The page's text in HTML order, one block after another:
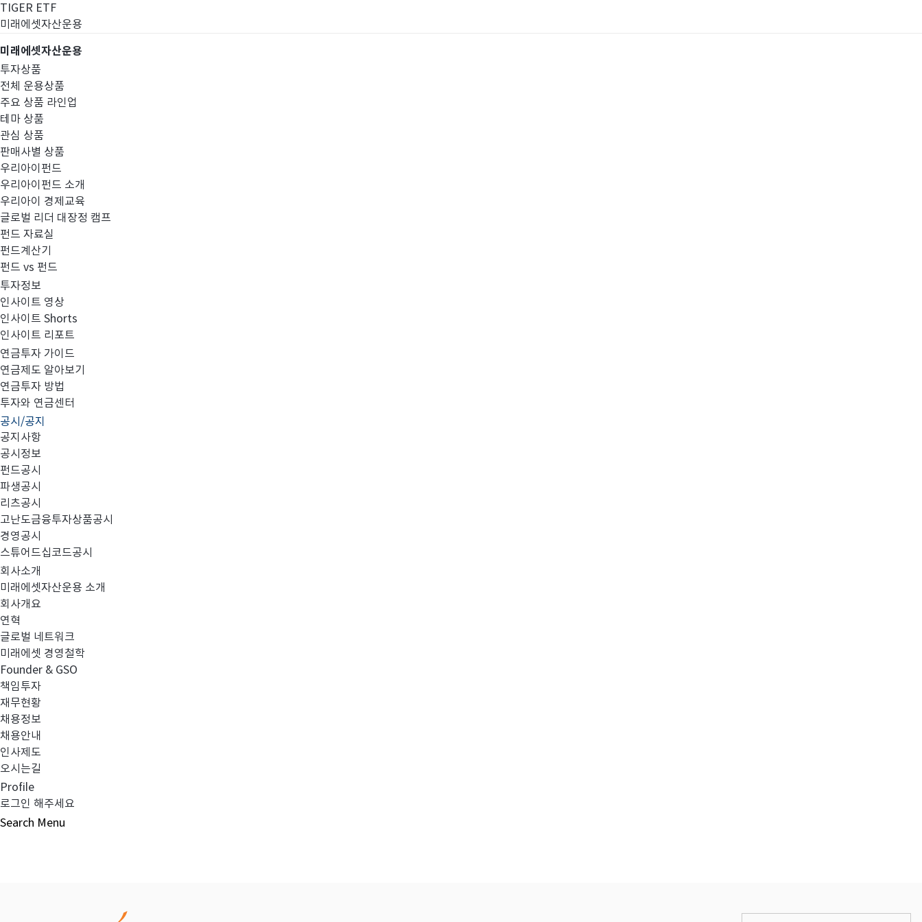
TIGER ETF
미래에셋자산운용
미래에셋자산운용
투자상품
전체 운용상품
주요 상품 라인업
테마 상품
관심 상품
판매사별 상품
우리아이펀드
우리아이펀드 소개
우리아이 경제교육
글로벌 리더 대장정 캠프
펀드 자료실
펀드계산기
펀드 vs 펀드
투자정보
인사이트 영상
인사이트 Shorts
인사이트 리포트
연금투자 가이드
연금제도 알아보기
연금투자 방법
투자와 연금센터
공시/공지
공지사항
공시정보
펀드공시
파생공시
리츠공시
고난도금융투자상품공시
경영공시
스튜어드십코드공시
회사소개
미래에셋자산운용 소개
회사개요
연혁
글로벌 네트워크
미래에셋 경영철학
Founder & GSO
책임투자
재무현황
채용정보
채용안내
인사제도
오시는길
Profile
로그인 해주세요
Search Menu
경영공시
2023년 2분기 검토보고서(별도)
첨부와 같이 당사의 주요 경영사항을 공시합니다.
미래에셋자산운용 FY2023 2Q 별도.PDF
이전글
다음글
목록보기